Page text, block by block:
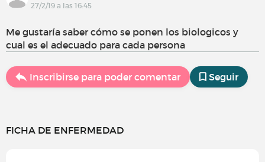
27/2/19 a las 16:45
Me gustaría saber cómo se ponen los biologicos y
cual es el adecuado para cada persona
Inscribirse para poder comentar Seguir
FICHA DE ENFERMEDAD